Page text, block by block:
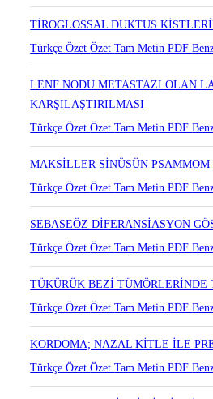
TİROGLOSSAL DUKTUS
Türkçe ÖzetÖzetTam MetinPDF
LENF NODU METASTAZI OLAN
KARŞILAŞTIRILMASI
Türkçe ÖzetÖzetTam MetinPDF
MAKSİLLER SİNÜSÜN
Türkçe ÖzetÖzetTam MetinPDF
SEBASEÖZ DİFERANSİASYON
Türkçe ÖzetÖzetTam MetinPDF
TÜKÜRÜK BEZİ TÜMÖRLERİNDE
Türkçe ÖzetÖzetTam MetinPDF
KORDOMA; NAZAL KİTLE İLE
Türkçe ÖzetÖzetTam MetinPDF